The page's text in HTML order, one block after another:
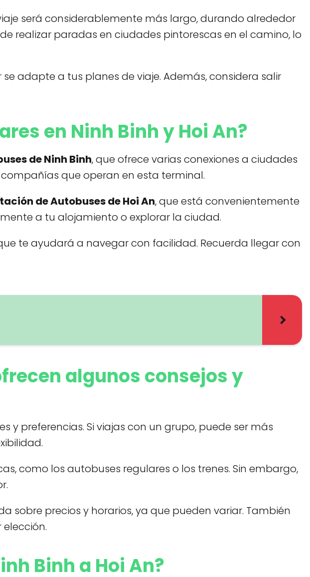
será considerablemente más largo, durando alrededor
realizar paradas en ciudades pintorescas en el camino, lo
adapte a tus planes de viaje. Además, considera salir
en Ninh Binh y Hoi An?
de Ninh Binh, que ofrece varias conexiones a ciudades
que operan en esta terminal.
de Autobuses de Hoi An, que está convenientemente
a tu alojamiento o explorar la ciudad.
te ayudará a navegar con facilidad. Recuerda llegar con
algunos consejos y
y preferencias. Si viajas con un grupo, puede ser más
como los autobuses regulares o los trenes. Sin embargo,
precios y horarios, ya que pueden variar. También
Binh a Hoi An?